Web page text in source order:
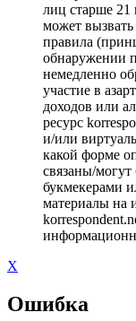
лиц старше 21
может
правила
обнаружении
немедленно
участие в
доходов или
ресурс
и/или
какой форме
связаны/
букмекерами
материалы на
X
Ошибка